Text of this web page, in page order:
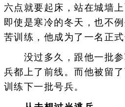
六点就要起床，站在城墙
即使是寒冷的冬天，也不
苦训练，他成为了一名正式
没过多久，跟他一批参
兵都上了前线。而他被留
训练下一批号兵。